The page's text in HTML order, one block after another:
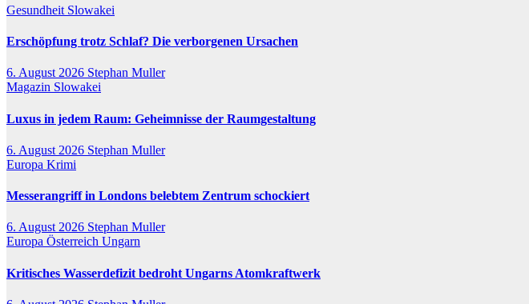
Gesundheit Slowakei
Erschöpfung trotz Schlaf? Die verborgenen Ursachen
6. August 2026 Stephan Muller
Magazin Slowakei
Luxus in jedem Raum: Geheimnisse der Raumgestaltung
6. August 2026 Stephan Muller
Europa Krimi
Messerangriff in Londons belebtem Zentrum schockiert
6. August 2026 Stephan Muller
Europa Österreich Ungarn
Kritisches Wasserdefizit bedroht Ungarns Atomkraftwerk